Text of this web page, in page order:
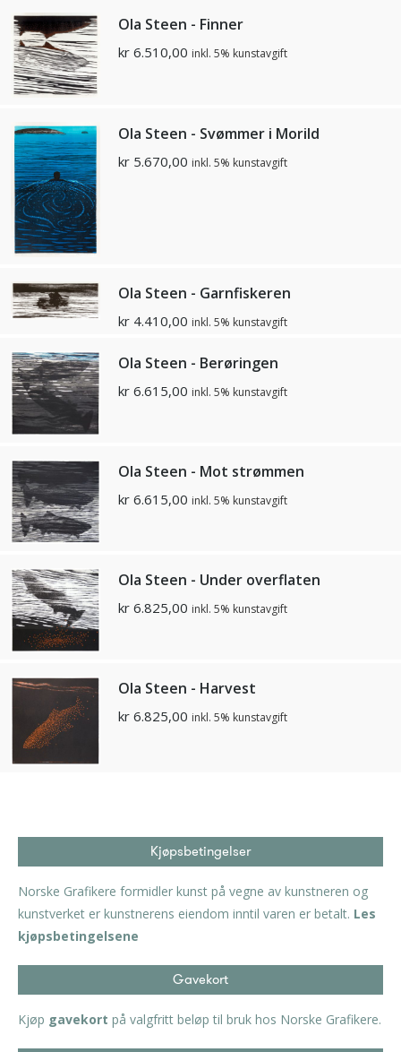
Ola Steen - Finner
kr 6.510,00 inkl. 5% kunstavgift
Ola Steen - Svømmer i Morild
kr 5.670,00 inkl. 5% kunstavgift
Ola Steen - Garnfiskeren
kr 4.410,00 inkl. 5% kunstavgift
Ola Steen - Berøringen
kr 6.615,00 inkl. 5% kunstavgift
Ola Steen - Mot strømmen
kr 6.615,00 inkl. 5% kunstavgift
Ola Steen - Under overflaten
kr 6.825,00 inkl. 5% kunstavgift
Ola Steen - Harvest
kr 6.825,00 inkl. 5% kunstavgift
Kjøpsbetingelser
Norske Grafikere formidler kunst på vegne av kunstneren og
kunstverket er kunstnerens eiendom inntil varen er betalt. Les
kjøpsbetingelsene
Gavekort
Kjøp gavekort på valgfritt beløp til bruk hos Norske Grafikere.